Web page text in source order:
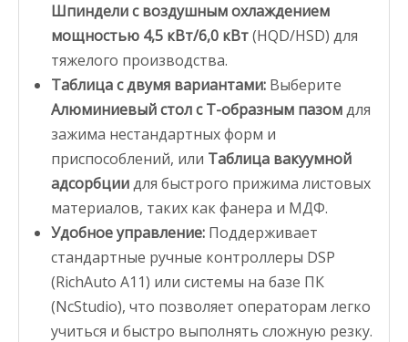
Шпиндели с воздушным охлаждением
мощностью 4,5 кВт/6,0 кВт(HQD/HSD) для
тяжелого производства.
Таблица с двумя вариантами: Выберите
Алюминиевый стол с Т-образным пазомдля
зажима нестандартных форм и
приспособлений, или Таблица вакуумной
адсорбциидля быстрого прижима листовых
материалов, таких как фанера и МДФ.
Удобное управление: Поддерживает
стандартные ручные контроллеры DSP
(RichAuto A11) или системы на базе ПК
(NcStudio), что позволяет операторам легко
учиться и быстро выполнять сложную резку.